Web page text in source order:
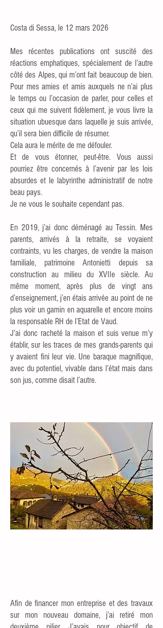
Costa di Sessa, le 12 mars 2026
Mes récentes publications ont suscité des
réactions emphatiques, spécialement de l’autre
côté des Alpes, qui m’ont fait beaucoup de bien.
Pour mes amies et amis auxquels ne n’ai plus
le temps ou l’occasion de parler, pour celles et
ceux qui me suivent fidèlement, je vous livre la
situation ubuesque dans laquelle je suis arrivée,
qu’il sera bien difficile de résumer.
Cela aura le mérite de me défouler.
Et de vous étonner, peut-être. Vous aussi
pourriez être concernés à l’avenir par les lois
absurdes et le labyrinthe administratif de notre
beau pays.
Je ne vous le souhaite cependant pas.
En 2019, j’ai donc déménagé au Tessin. Mes
parents, arrivés à la retraite, se voyaient
contraints, vu les charges, de vendre la maison
familiale, patrimoine Antonietti depuis sa
construction au milieu du XVIIe siècle. Au
même moment, après plus de vingt ans
d’enseignement, j’en étais arrivée au point de ne
plus voir un gamin en aquarelle et encore moins
la responsable RH de l’Etat de Vaud.
J’ai donc racheté la maison et suis venue m’y
établir, sur les traces de mes grands-parents qui
y avaient fini leur vie. Une baraque magnifique,
avec du potentiel, vivable dans l’état mais dans
son jus, comme disait l’autre.
Afin de financer mon entreprise et des travaux
sur mon nouveau domaine, j’ai retiré mon